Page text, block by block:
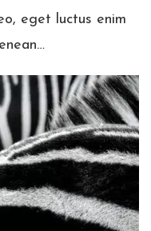
eget luctus enim